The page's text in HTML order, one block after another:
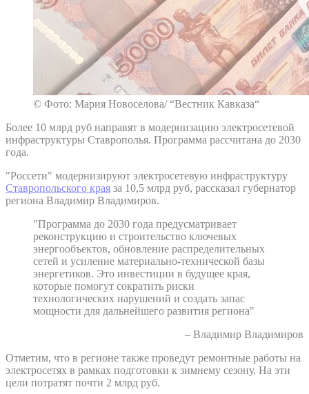
© Фото: Мария Новоселова/ “Вестник Кавказа“
Более 10 млрд руб направят в модернизацию электросетевой
инфраструктуры Ставрополья. Программа рассчитана до 2030
года.
"Россети" модернизируют электросетевую инфраструктуру
Ставропольского края за 10,5 млрд руб, рассказал губернатор
региона Владимир Владимиров.
"Программа до 2030 года предусматривает
реконструкцию и строительство ключевых
энергообъектов, обновление распределительных
сетей и усиление материально-технической базы
энергетиков. Это инвестиции в будущее края,
которые помогут сократить риски
технологических нарушений и создать запас
мощности для дальнейшего развития региона"
– Владимир Владимиров
Отметим, что в регионе также проведут ремонтные работы на
электросетях в рамках подготовки к зимнему сезону. На эти
цели потратят почти 2 млрд руб.